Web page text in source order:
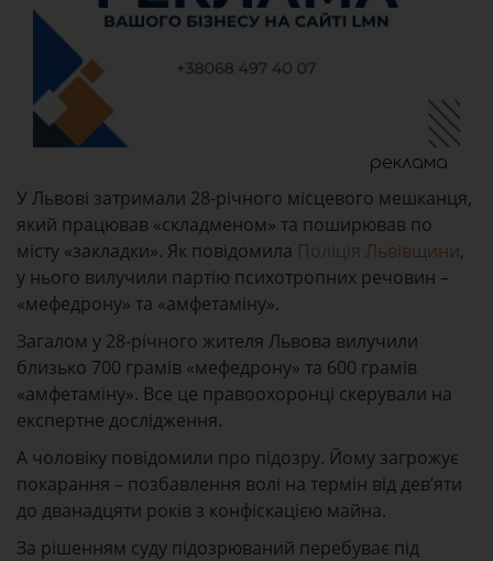
реклама
У Львові затримали 28-річного місцевого мешканця,
який працював «складменом» та поширював по
місту «закладки». Як повідомила Поліція Львівщини,
у нього вилучили партію психотропних речовин –
«мефедрону» та «амфетаміну».
Загалом у 28-річного жителя Львова вилучили
близько 700 грамів «мефедрону» та 600 грамів
«амфетаміну». Все це правоохоронці скерували на
експертне дослідження.
А чоловіку повідомили про підозру. Йому загрожує
покарання – позбавлення волі на термін від дев’яти
до дванадцяти років з конфіскацією майна.
За рішенням суду підозрюваний перебуває під